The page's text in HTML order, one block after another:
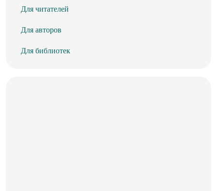
Для читателей
Для авторов
Для библиотек